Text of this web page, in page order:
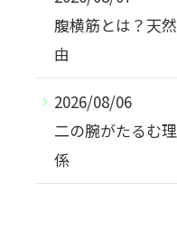
腹横筋とは？天
由
2026/08/06
二の腕がたるむ
係